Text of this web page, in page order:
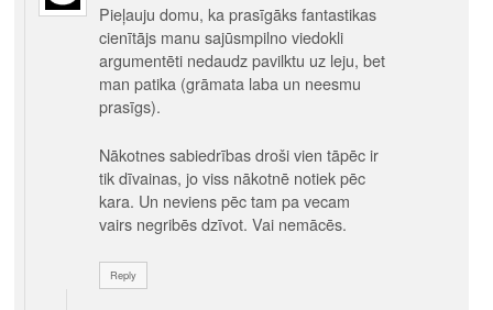
Pieļauju domu, ka prasīgāks fantastikas
cienītājs manu sajūsmpilno viedokli
argumentēti nedaudz pavilktu uz leju, bet
man patika (grāmata laba un neesmu
prasīgs).
Nākotnes sabiedrības droši vien tāpēc ir
tik dīvainas, jo viss nākotnē notiek pēc
kara. Un neviens pēc tam pa vecam
vairs negribēs dzīvot. Vai nemācēs.
Reply